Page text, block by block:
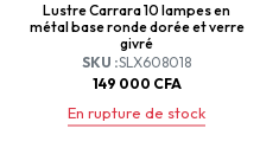
Lustre Carrara 10 lampes en
métal base ronde dorée et verre
givré
SKU :SLX608018
149 000 CFA
En rupture de stock